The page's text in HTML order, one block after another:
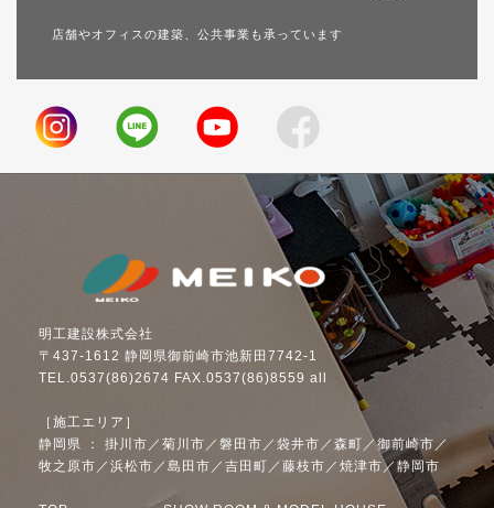
店舗やオフィスの建築、公共事業も承っています
明工建設株式会社
〒437-1612 静岡県御前崎市池新田7742-1
TEL.0537(86)2674 FAX.0537(86)8559 all
［施工エリア］
静岡県 ： 掛川市／菊川市／磐田市／袋井市／森町／御前崎市／
牧之原市／浜松市／島田市／吉田町／藤枝市／焼津市／静岡市